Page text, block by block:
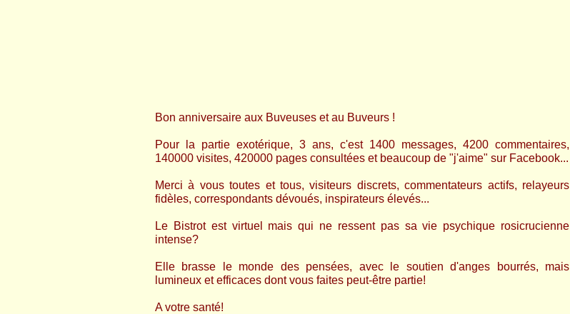
Bon anniversaire aux Buveuses et au Buveurs !
Pour la partie exotérique, 3 ans, c'est 1400 messages, 4200 commentaires,
140000 visites, 420000 pages consultées et beaucoup de "j'aime" sur Facebook...
Merci à vous toutes et tous, visiteurs discrets, commentateurs actifs, relayeurs
fidèles, correspondants dévoués, inspirateurs élevés...
Le Bistrot est virtuel mais qui ne ressent pas sa vie psychique rosicrucienne
intense?
Elle brasse le monde des pensées, avec le soutien d'anges bourrés, mais
lumineux et efficaces dont vous faites peut-être partie!
A votre santé!